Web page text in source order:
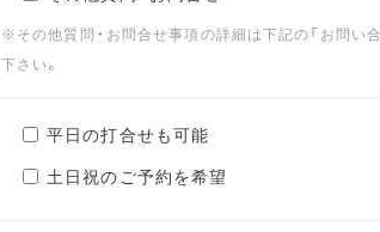
※その他質問・お問合せ事項の詳細は下記の「お問い
下さい。
平日の打合せも可能
土日祝のご予約を希望